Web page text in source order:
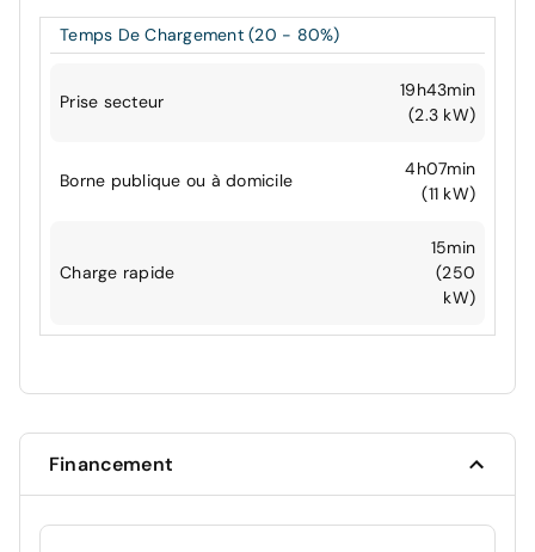
Temps De Chargement (20 - 80%)
Prise secteur
19h43min
(2.3 kW)
Borne publique ou à domicile
4h07min
(11 kW)
Charge rapide
15min
(250
kW)
Financement